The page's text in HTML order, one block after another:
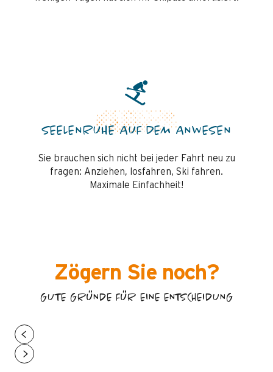
SEELENRUHE AUF DEM ANWESEN
Sie brauchen sich nicht bei jeder Fahrt neu zu
fragen: Anziehen, losfahren, Ski fahren.
Maximale Einfachheit!
Zögern Sie noch?
GUTE GRÜNDE FÜR EINE ENTSCHEIDUNG